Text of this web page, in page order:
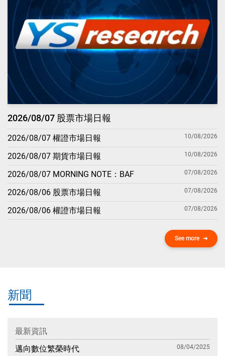
2026/08/07 股票市場日報
2026/08/07 權證市場日報 10/08/2026
2026/08/07 期貨市場日報 10/08/2026
2026/08/07 MORNING NOTE：BAF 07/08/2026
2026/08/06 股票市場日報 07/08/2026
2026/08/06 權證市場日報 07/08/2026
See more
新聞
最新資訊
邁向數位繁榮時代
08/04/2025